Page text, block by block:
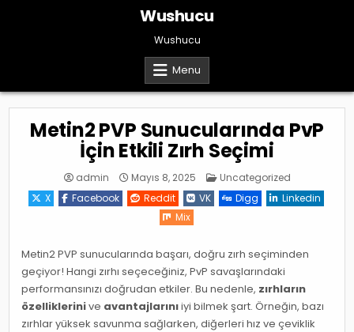
Wushucu
Wushucu
Menu
Metin2 PVP Sunucularında PvP
İçin Etkili Zırh Seçimi
admin Mayıs 8, 2025 Posted
Uncategorized
X
Facebook Reddit VK Digg
Linkedin
Mix
Metin2 PVP sunucularında başarı, doğru zırh seçiminden
geçiyor! Hangi zırhı seçeceğiniz, PvP savaşlarındaki
performansınızı doğrudan etkiler. Bu nedenle, zırhların
özelliklerinive avantajlarınıiyi bilmek şart. Örneğin, bazı
zırhlar yüksek savunma sağlarken, diğerleri hız ve çeviklik